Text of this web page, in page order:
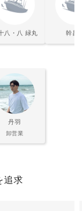
八・八 緑丸 幹昌
丹羽
卸営業
追求